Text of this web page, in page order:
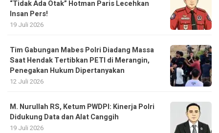
“Tidak Ada Otak” Hotman Paris Lecehkan
Insan Pers!
19 Juli 2026
Tim Gabungan Mabes Polri Diadang Massa
Saat Hendak Tertibkan PETI di Merangin,
Penegakan Hukum Dipertanyakan
12 Juli 2026
M. Nurullah RS, Ketum PWDPI: Kinerja Polri
Didukung Data dan Alat Canggih
19 Juli 2026